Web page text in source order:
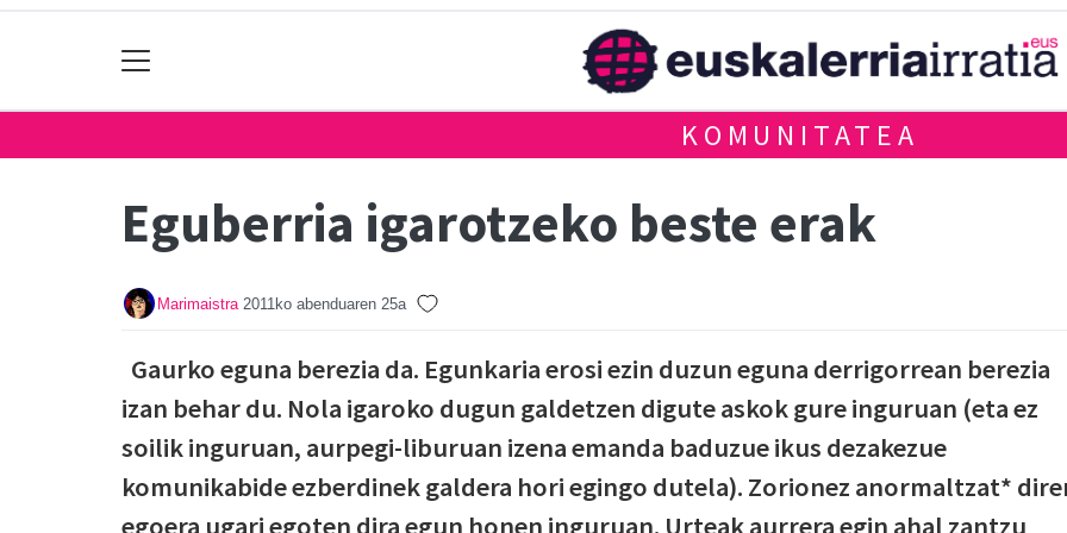
KOMUNITATEA
Eguberria igarotzeko beste erak
Marimaistra 2011ko abenduaren 25a
Gaurko eguna berezia da. Egunkaria erosi ezin duzun eguna derrigorrean berezia
izan behar du. Nola igaroko dugun galdetzen digute askok gure inguruan (eta ez
soilik inguruan, aurpegi-liburuan izena emanda baduzue ikus dezakezue
komunikabide ezberdinek galdera hori egingo dutela). Zorionez anormaltzat*
egoera ugari egoten dira egun honen inguruan. Urteak aurrera egin ahal zantzu